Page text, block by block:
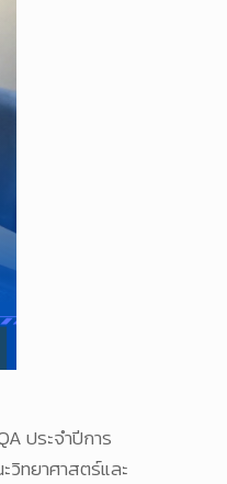
ประจำปีการ
ทยาศาสตร์และ